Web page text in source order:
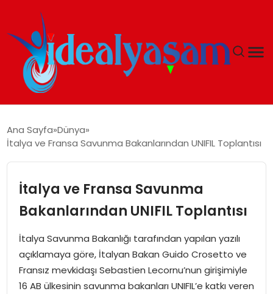
GÜNDEM
EKONOMI
İDEAL YAŞAM
İDEAL SPOR
YAŞAM
Ana Sayfa Dünya
İtalya ve Fransa Savunma Bakanlarından UNIFIL Toplantısı
İtalya ve Fransa Savunma
Bakanlarından UNIFIL Toplantısı
İtalya Savunma Bakanlığı tarafından yapılan yazılı
açıklamaya göre, İtalyan Bakan Guido Crosetto ve
Fransız mevkidaşı Sebastien Lecornu’nun girişimiyle
16 AB ülkesinin savunma bakanları UNIFIL’e katkı veren